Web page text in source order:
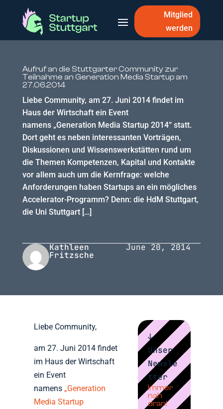
Mitglied
werden
Aufruf an die Stuttgarter Community zur
Teilnahme an Generation Media Startup am
27.06.2014
Liebe Community, am 27. Juni 2014 findet im
Haus der Wirtschaft ein Event
namens „Generation Media Startup 2014“ statt.
Dort geht es neben interessanten Vorträgen,
Diskussionen und Wissenswerkstätten rund um
die Themen Kompetenzen, Kapital und Kontakte
vor allem auch um die Kernfrage: welche
Anforderungen haben Startups an ein mögliches
Accelerator-Programm? Denn: die HdM Stuttgart,
die Uni Stuttgart […]
Kathleen
Fritzsche
June 20, 2014
Liebe Community,
am 27. Juni 2014 findet
im Haus der Wirtschaft
ein Event
namens „Generation
Media Startup
↓
Unser
Newsle
tter
Immer
nah
dran!